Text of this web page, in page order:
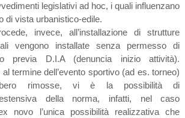
legislativi ad hoc, i quali influenzano
di vista urbanistico-edile.
invece, all’installazione di strutture
vengono installate senza permesso di
previa D.I.A (denuncia inizio attività).
termine dell’evento sportivo (ad es. torneo)
rimosse, vi è la possibilità di
estensiva della norma, infatti, nel caso
novo l’unica possibilità realizzativa che